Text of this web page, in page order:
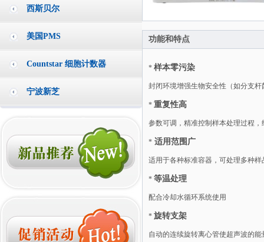
西斯贝尔
美国PMS
Countstar 细胞计数器
宁波新芝
功能和特点
* 样本零污染
封闭环境增强生物安全性（如分支
* 重复性高
参数可调，精准控制样本处理过程，
* 适用范围广
适用于各种标准容器，可处理多种样
* 等温处理
配合冷却水循环系统使用
* 旋转支架
自动的连续旋转离心管使超声波的